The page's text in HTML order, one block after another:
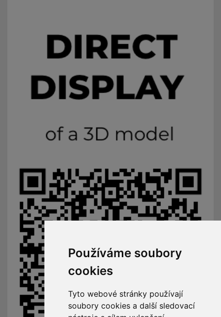
Používáme soubory
cookies
Tyto webové stránky používají
soubory cookies a další sledovací